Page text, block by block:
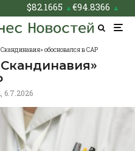
$82.1665 ▲€94.8366 ▲
обосновался в САР
6.7.2026